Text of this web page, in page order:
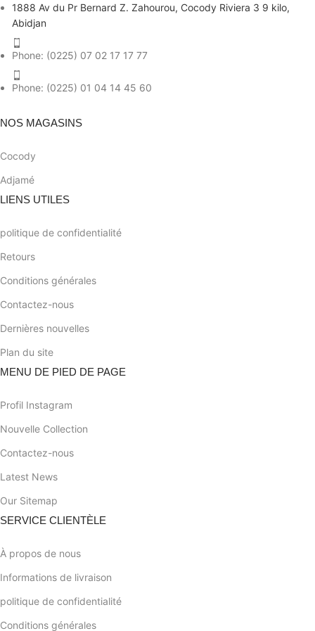
1888 Av du Pr Bernard Z. Zahourou, Cocody Riviera 3 9 kilo,
Abidjan
Phone: (0225) 07 02 17 17 77
Phone: (0225) 01 04 14 45 60
NOS MAGASINS
Cocody
Adjamé
LIENS UTILES
politique de confidentialité
Retours
Conditions générales
Contactez-nous
Dernières nouvelles
Plan du site
MENU DE PIED DE PAGE
Profil Instagram
Nouvelle Collection
Contactez-nous
Latest News
Our Sitemap
SERVICE CLIENTÈLE
À propos de nous
Informations de livraison
politique de confidentialité
Conditions générales